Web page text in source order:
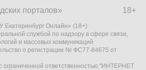
18+
порталов»
Екатеринбург Онлайн» (18+)
службой по надзору в сфере связи,
и массовых коммуникаций
о регистрации № ФС77-84675 от
ограниченной ответственностью "ИНТЕРНЕТ